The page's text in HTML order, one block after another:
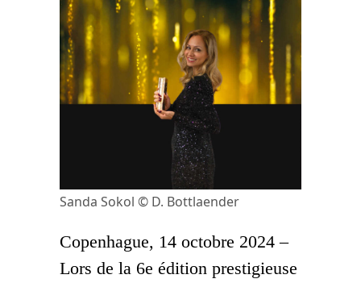
Sanda Sokol © D. Bottlaender
Copenhague, 14 octobre 2024 –
Lors de la 6e édition prestigieuse